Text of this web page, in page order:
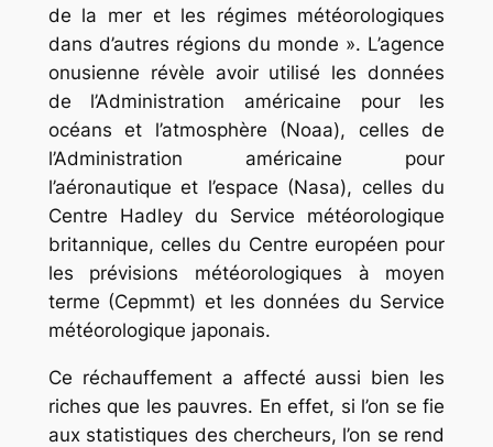
de la mer et les régimes météorologiques
dans d’autres régions du monde ». L’agence
onusienne révèle avoir utilisé les données
de l’Administration américaine pour les
océans et l’atmosphère (Noaa), celles de
l’Administration américaine pour
l’aéronautique et l’espace (Nasa), celles du
Centre Hadley du Service météorologique
britannique, celles du Centre européen pour
les prévisions météorologiques à moyen
terme (Cepmmt) et les données du Service
météorologique japonais.
Ce réchauffement a affecté aussi bien les
riches que les pauvres. En effet, si l’on se fie
aux statistiques des chercheurs, l’on se rend